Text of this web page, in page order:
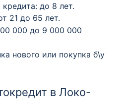
до 8 лет.
21 до 65 лет.
000 до 9 000 000
нового или покупка б\у
в Локо-